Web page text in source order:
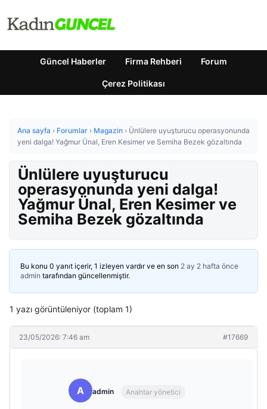
Güncel Haberler Firma Rehberi Forum
Çerez Politikası
Ana sayfa › Forumlar › Magazin › Ünlülere uyuşturucu operasyonunda
yeni dalga! Yağmur Ünal, Eren Kesimer ve Semiha Bezek gözaltında
Ünlülere uyuşturucu
operasyonunda yeni dalga!
Yağmur Ünal, Eren Kesimer ve
Semiha Bezek gözaltında
Bu konu 0 yanıt içerir, 1 izleyen vardır ve en son 2 ay 2 hafta önce
admin tarafından güncellenmiştir.
1 yazı görüntüleniyor (toplam 1)
23/05/2026: 7:46 am #17669
A admin Anahtar yönetici